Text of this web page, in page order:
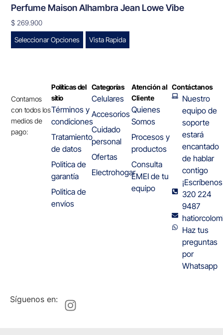
Perfume Maison Alhambra Jean Lowe Vibe
$ 269.900
Seleccionar Opciones
Vista Rapida
Contamos
con todos los
medios de
pago:
Políticas del
sitio
Términos y
condiciones
Tratamiento
de datos
Politica de
garantía
Politica de
envíos
Categorías
Celulares
Accesorios
Cuidado
personal
Ofertas
Electrohogar
Atención al
Cliente
Quienes
Somos
Procesos y
productos
Consulta
EMEI de tu
equipo
Contáctanos
Nuestro
equipo de
soporte
estará
encantado
de hablar
contigo
320 224
9487
Haz tus
preguntas
por
Whatsapp
Síguenos en: